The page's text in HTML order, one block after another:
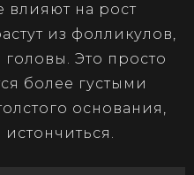
влияют на рост
из фолликулов,
Это просто
более густыми
основания,